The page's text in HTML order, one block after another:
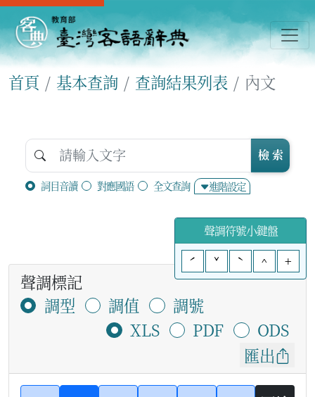
首頁 基本查詢 查詢結果列表 內文
詞目音讀 對應國語 全文查詢 進階設定
檢 索
聲調符號小鍵盤
ˊ
ˇ ˋ ^ +
聲調標記
調型
調值
調號
XLS
PDF
ODS
匯出